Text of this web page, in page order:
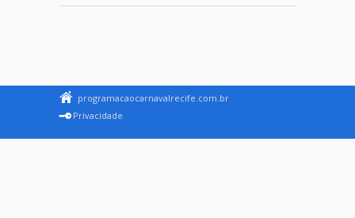
programacaocarnavalrecife.com.br
Privacidade